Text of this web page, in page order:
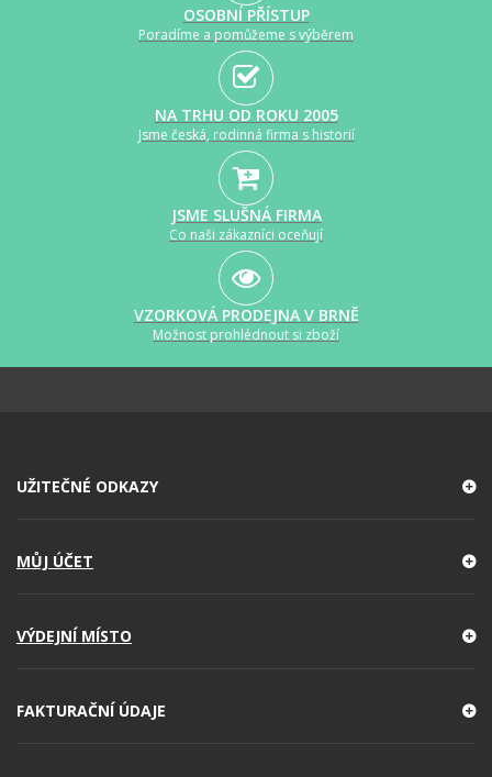
OSOBNÍ PŘÍSTUP
Poradíme a pomůžeme s výběrem
NA TRHU OD ROKU 2005
Jsme česká, rodinná firma s historií
JSME SLUŠNÁ FIRMA
Co naši zákazníci oceňují
VZORKOVÁ PRODEJNA V BRNĚ
Možnost prohlédnout si zboží
UŽITEČNÉ ODKAZY
MŮJ ÚČET
VÝDEJNÍ MÍSTO
FAKTURAČNÍ ÚDAJE